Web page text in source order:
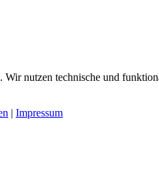
nutzen technische und
| Impressum